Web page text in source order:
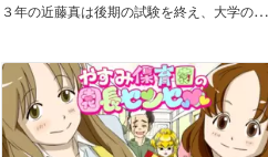
３年の近藤真は後期の試験を終え、大学の進
た男と出会い物語が始まる&n...